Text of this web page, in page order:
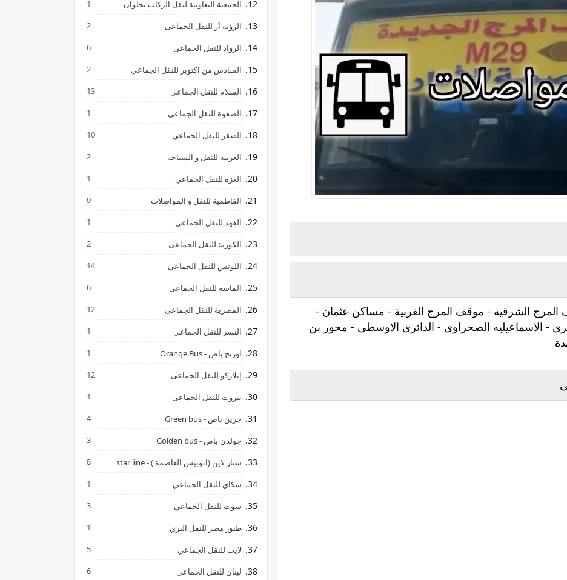
الشرقية - موقف المرج الغربية - مساكن عثمان -
- الاسماعيليه الصحراوى - الدائرى الاوسطى - محور بن
الجمعية التعاونية لنقل الركاب بحلوان 1
الرؤيه أر للنقل الجماعى 2
الرواد للنقل الجماعى 6
السادس من اكتوبر للنقل الجماعي 2
السلام للنقل الجماعى 13
الصفوة للنقل الجماعى 1
الصقر للنقل الجماعي 10
العربية للنقل و السياحة 2
العزة للنقل الجماعي 1
الفاطمية للنقل و المواصلات 9
الفهد للنقل الجماعى 1
الكورية للنقل الجماعى 2
اللوتس للنقل الجماعي 14
الماسة للنقل الجماعى 6
المصرية للنقل الجماعى 12
النسر للنقل الجماعي 1
اورنج باص - Orange Bus 1
إيلاركو للنقل الجماعى 12
بيروت للنقل الجماعى 1
جرين باص - Green bus 4
جولدن باص - Golden bus 3
ستار لاين (اتوبيس العاصمة ) - star line 8
سكاي للنقل الجماعي 1
سوت للنقل الجماعي 3
طيور مصر للنقل البري 1
لايت للنقل الجماعي 5
لبنان للنقل الجماعي 6